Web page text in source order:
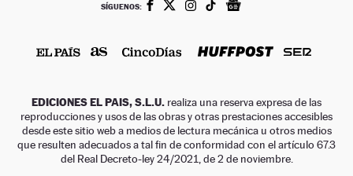
SÍGUENOS:
EDICIONES EL PAIS, S.L.U. realiza una reserva expresa de las
reproducciones y usos de las obras y otras prestaciones accesibles
desde este sitio web a medios de lectura mecánica u otros medios
que resulten adecuados a tal fin de conformidad con el artículo 67.3
del Real Decreto-ley 24/2021, de 2 de noviembre.